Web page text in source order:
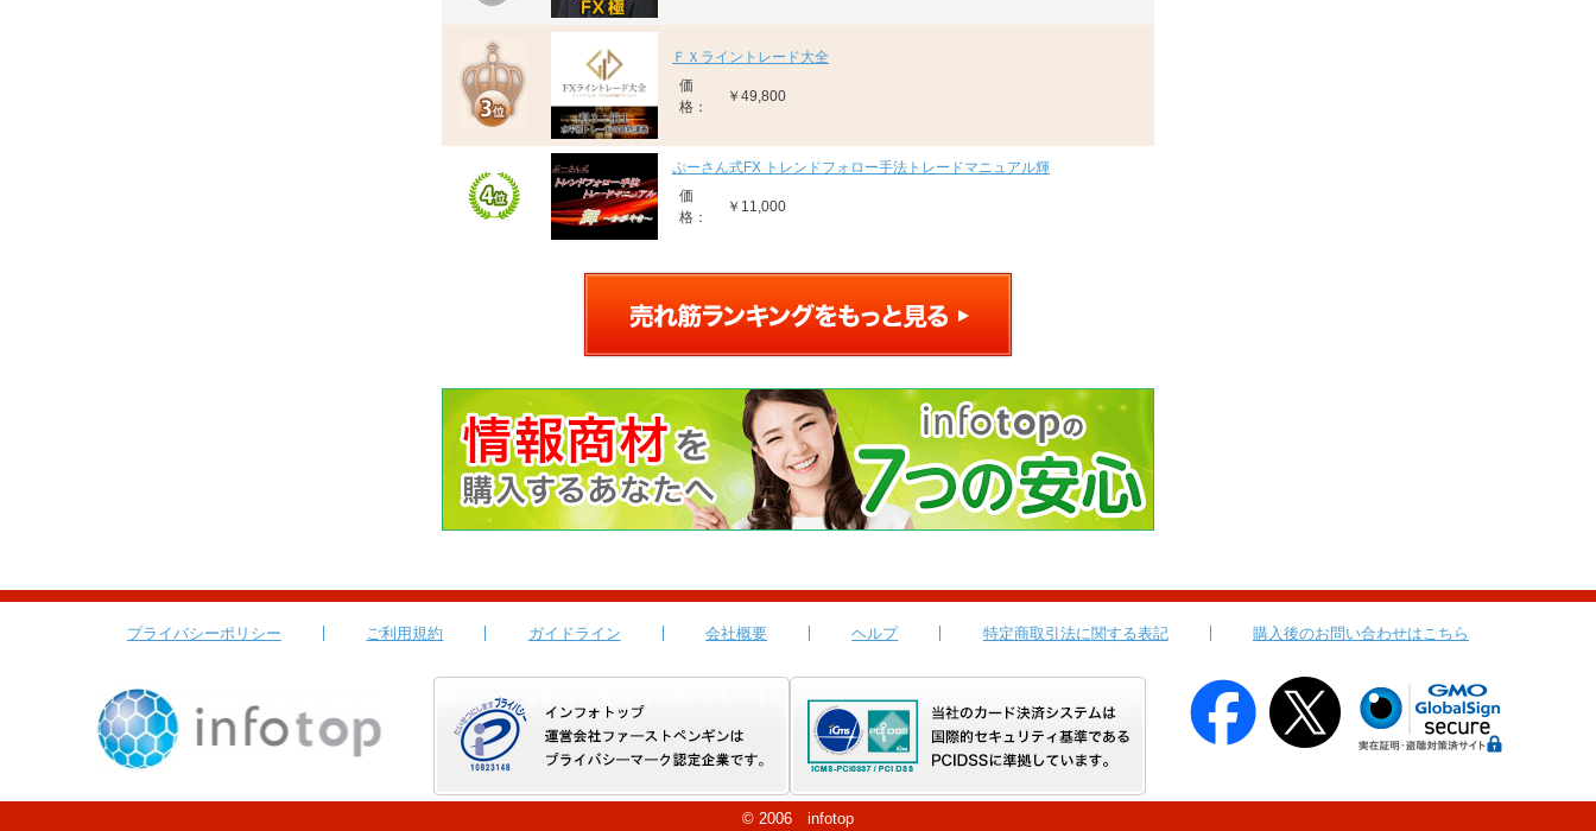
ＦＸライントレード大全
価
格：
￥49,800
ぷーさん式FX トレンドフォロー手法トレードマニュアル輝
価
格：
￥11,000
プライバシーポリシー ご利用規約 ガイドライン 会社概要 ヘルプ 特定商取引法に関する表記 購入後のお問い合わせはこちら
© 2006 infotop